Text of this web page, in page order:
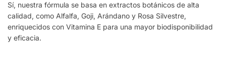
Sí, nuestra fórmula se basa en extractos botánicos de alta
calidad, como Alfalfa, Goji, Arándano y Rosa Silvestre,
enriquecidos con Vitamina E para una mayor biodisponibilidad
y eficacia.